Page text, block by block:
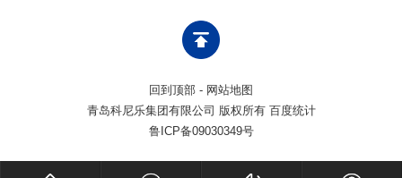
回到顶部 - 网站地图
青岛科尼乐集团有限公司 版权所有 百度统计
鲁ICP备09030349号